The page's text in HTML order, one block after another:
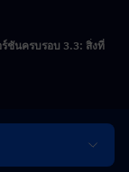
ชันครบรอบ 3.3: สิ่งที่